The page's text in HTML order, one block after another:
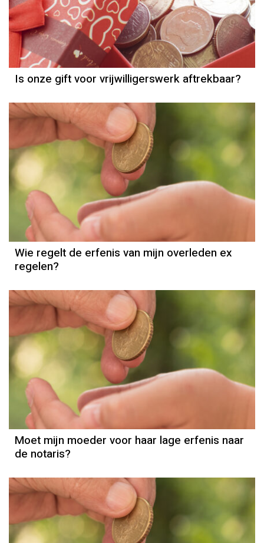
Belasting(vrij)
Is onze gift voor vrijwilligerswerk aftrekbaar?
Erfenis
Wie regelt de erfenis van mijn overleden ex
regelen?
Erfenis
Moet mijn moeder voor haar lage erfenis naar
de notaris?